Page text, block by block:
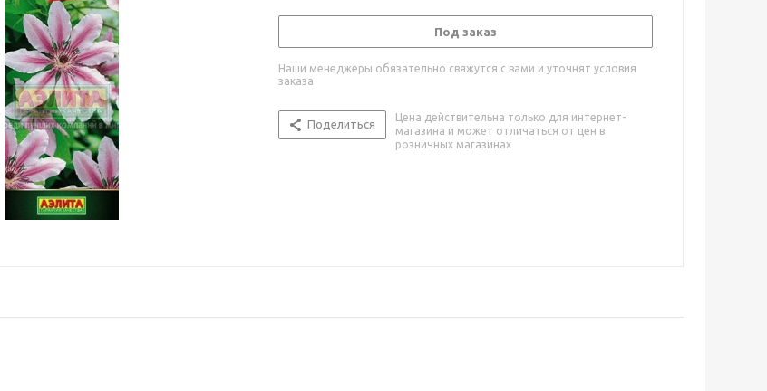
Под заказ
Наши менеджеры обязательно свяжутся с вами и уточнят условия
заказа
Поделиться
Цена действительна только для интернет-
магазина и может отличаться от цен в
розничных магазинах